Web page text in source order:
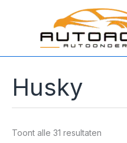
Husky
Toont alle 31 resultaten